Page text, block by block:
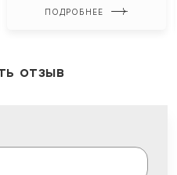
ПОДРОБНЕЕ
отзыв